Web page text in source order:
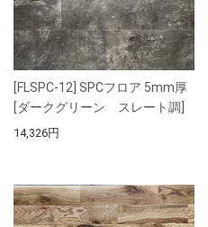
[FLSPC-12] SPCフロア 5mm厚
[ダークグリーン スレート調]
14,326円